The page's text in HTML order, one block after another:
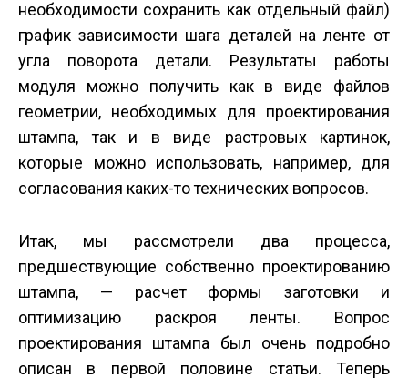
необходимости сохранить как отдельный файл)
график зависимости шага деталей на ленте от
угла поворота детали. Результаты работы
модуля можно получить как в виде файлов
геометрии, необходимых для проектирования
штампа, так и в виде растровых картинок,
которые можно использовать, например, для
согласования каких-то технических вопросов.
Итак, мы рассмотрели два процесса,
предшествующие собственно проектированию
штампа, — расчет формы заготовки и
оптимизацию раскроя ленты. Вопрос
проектирования штампа был очень подробно
описан в первой половине статьи. Теперь